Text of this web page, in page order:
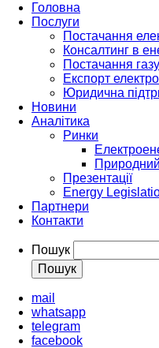
Головна
Послуги
Постачання
Консалтинг в
Постачання газу
Експорт
Юридична
Новини
Аналітика
Ринки
Презентації
Energy
Партнери
Контакти
Пошук
mail
whatsapp
telegram
facebook